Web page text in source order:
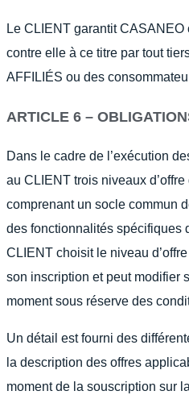
Le CLIENT garantit
contre elle à ce titre par tout
AFFILIÉS ou des
ARTICLE 6 –
Dans le cadre de l’exécution
au CLIENT trois niveaux
comprenant un socle commun
des fonctionnalités spécifiques
CLIENT choisit le niveau
son inscription et peut modifier
moment sous réserve des
Un détail est fourni des
la description des offres
moment de la souscription sur